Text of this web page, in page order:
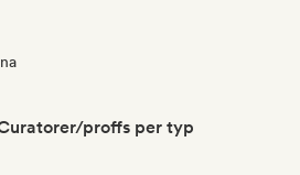
proffs per typ